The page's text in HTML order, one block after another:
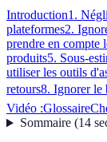
Introduction1.
plateformes2.
prendre en compte
produits5. Sous-
utiliser les outils
retours8. Ignorer le
Vidéo :Glossaire
Sommaire(14